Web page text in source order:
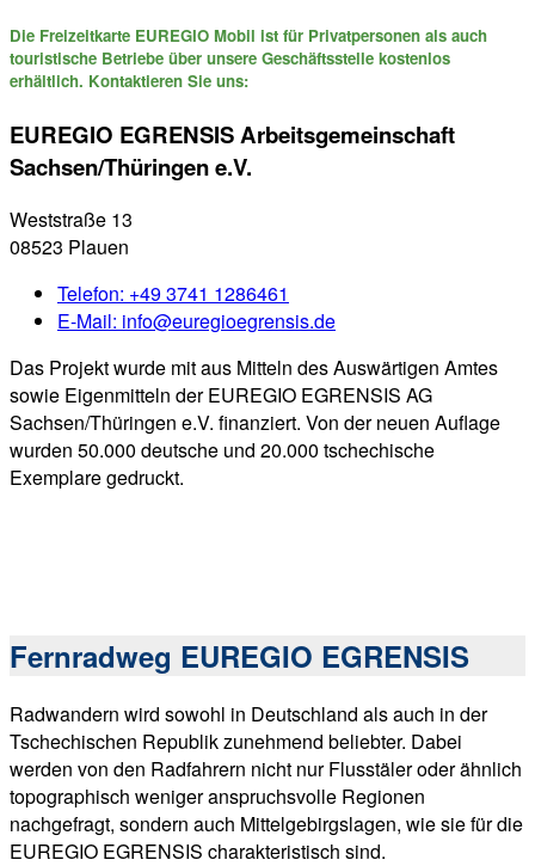
Die Freizeitkarte EUREGIO Mobil ist für Privatpersonen als auch
touristische Betriebe über unsere Geschäftsstelle kostenlos
erhältlich. Kontaktieren Sie uns:
EUREGIO EGRENSIS Arbeitsgemeinschaft
Sachsen/Thüringen e.V.
Weststraße 13
08523 Plauen
Telefon: +49 3741 1286461
E-Mail: info@euregioegrensis.de
Das Projekt wurde mit aus Mitteln des Auswärtigen Amtes
sowie Eigenmitteln der EUREGIO EGRENSIS AG
Sachsen/Thüringen e.V. finanziert. Von der neuen Auflage
wurden 50.000 deutsche und 20.000 tschechische
Exemplare gedruckt.
Fernradweg EUREGIO EGRENSIS
Radwandern wird sowohl in Deutschland als auch in der
Tschechischen Republik zunehmend beliebter. Dabei
werden von den Radfahrern nicht nur Flusstäler oder ähnlich
topographisch weniger anspruchsvolle Regionen
nachgefragt, sondern auch Mittelgebirgslagen, wie sie für die
EUREGIO EGRENSIS charakteristisch sind.